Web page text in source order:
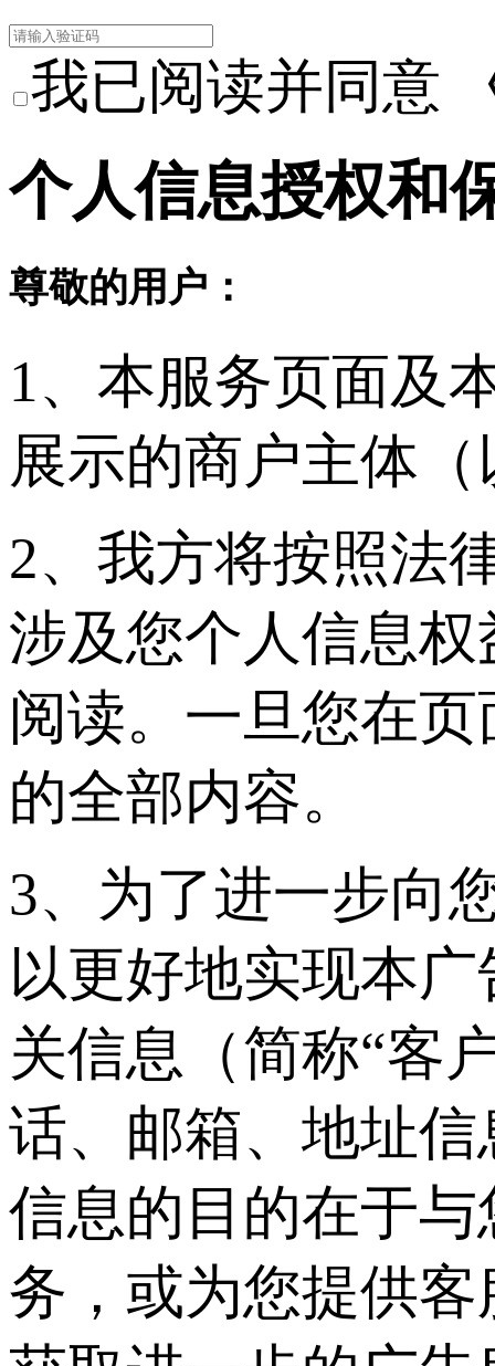
我已阅读并同意
个人信息授权和
尊敬的用户：
1、本服务页面及
展示的商户主体
2、我方将按照法
涉及您个人信息
阅读。一旦您在
的全部内容。
3、为了进一步向
以更好地实现本
关信息（简称“客
话、邮箱、地址
信息的目的在于
务，或为您提供